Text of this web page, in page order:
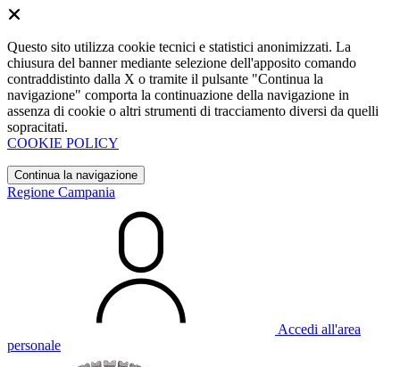
Questo sito utilizza cookie tecnici e statistici anonimizzati. La
chiusura del banner mediante selezione dell'apposito comando
contraddistinto dalla X o tramite il pulsante "Continua la
navigazione" comporta la continuazione della navigazione in
assenza di cookie o altri strumenti di tracciamento diversi da quelli
sopracitati.
COOKIE POLICY
Continua la navigazione
Regione Campania
Accedi all'area
personale